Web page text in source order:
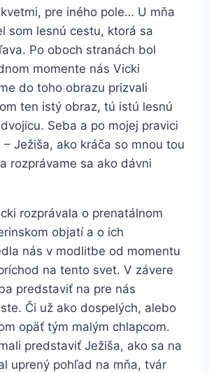
pre iného pole… U mňa
som lesnú cestu, ktorá sa
Po oboch stranách bol
momente nás Vicki
do toho obrazu prizvali
ten istý obraz, tú istú lesnú
Seba a po mojej pravici
Ježiša, ako kráča so mnou tou
rozprávame sa ako dávni
rozprávala o prenatálnom
objatí a o ich
nás v modlitbe od momentu
na tento svet. V závere
predstaviť na pre nás
Či už ako dospelých, alebo
opäť tým malým chlapcom.
predstaviť Ježiša, ako sa na
uprený pohľad na mňa, tvár